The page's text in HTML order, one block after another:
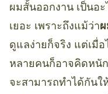
ผมสั้นออกงาน เป็นอ
เยอะ เพราะถึงแม้ว่า
ดูแลง่ายก็จริง แต่เมื่
หลายคนก็อาจคิดหนั
จะสามารถทำได้กัน